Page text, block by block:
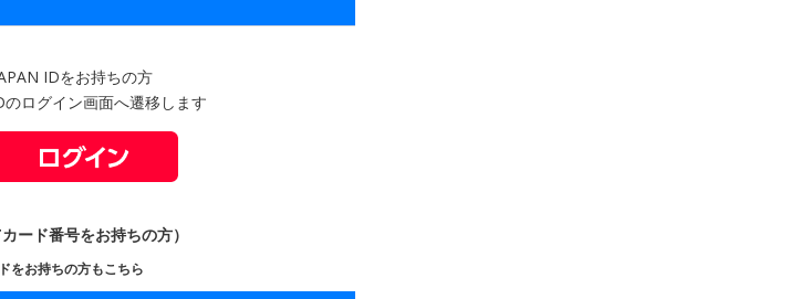
IDをお持ちの方
ログイン画面へ遷移します
ード番号をお持ちの方）
をお持ちの方もこちら